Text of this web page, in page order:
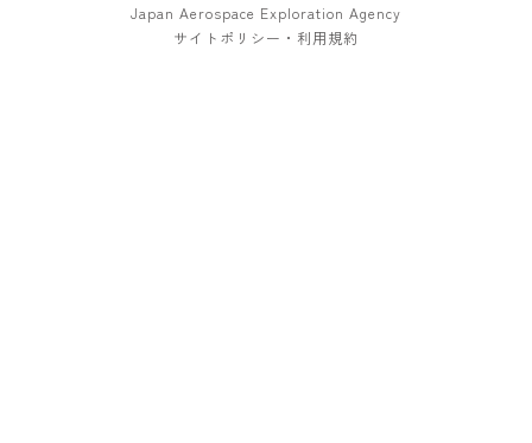
Japan Aerospace Exploration Agency
サイトポリシー・利用規約